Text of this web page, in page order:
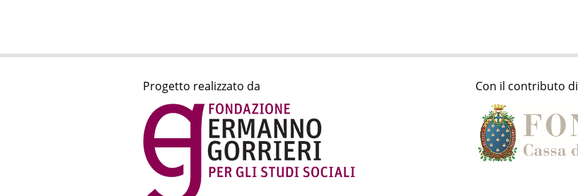
Progetto realizzato da Con il contributo di